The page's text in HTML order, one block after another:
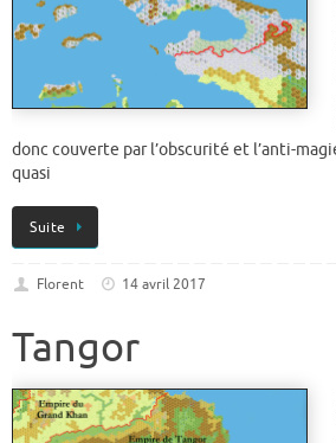
donc couverte par l’obscurité et l’anti-
quasi
Suite
Florent 14 avril 2017
Tangor